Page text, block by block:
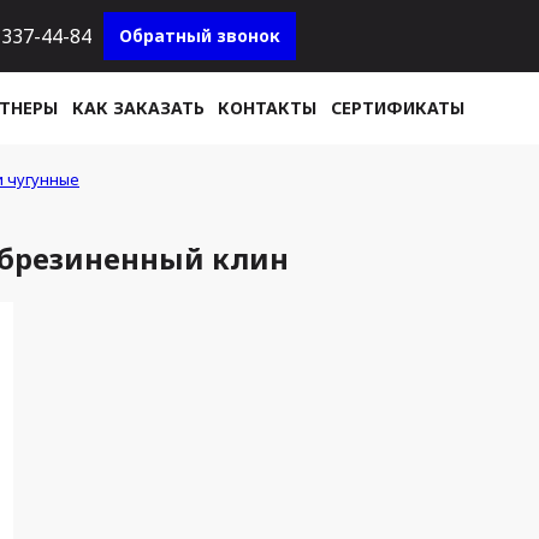
44-84 Обратный звонок
КАК ЗАКАЗАТЬ КОНТАКТЫ СЕРТИФИКАТЫ
чугунные
клин